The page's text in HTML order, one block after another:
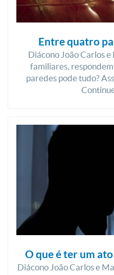
Entre quatro
Diácono João Carlos
familiares,
paredes pode tudo?
O que é ter um
Diácono João Carlos e